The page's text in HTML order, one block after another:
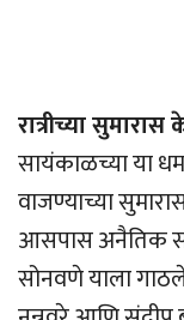
रात्रीच्या
सायंकाळच्या या
वाजण्याच्या
आसपास अनैतिक
सोनवणे याला